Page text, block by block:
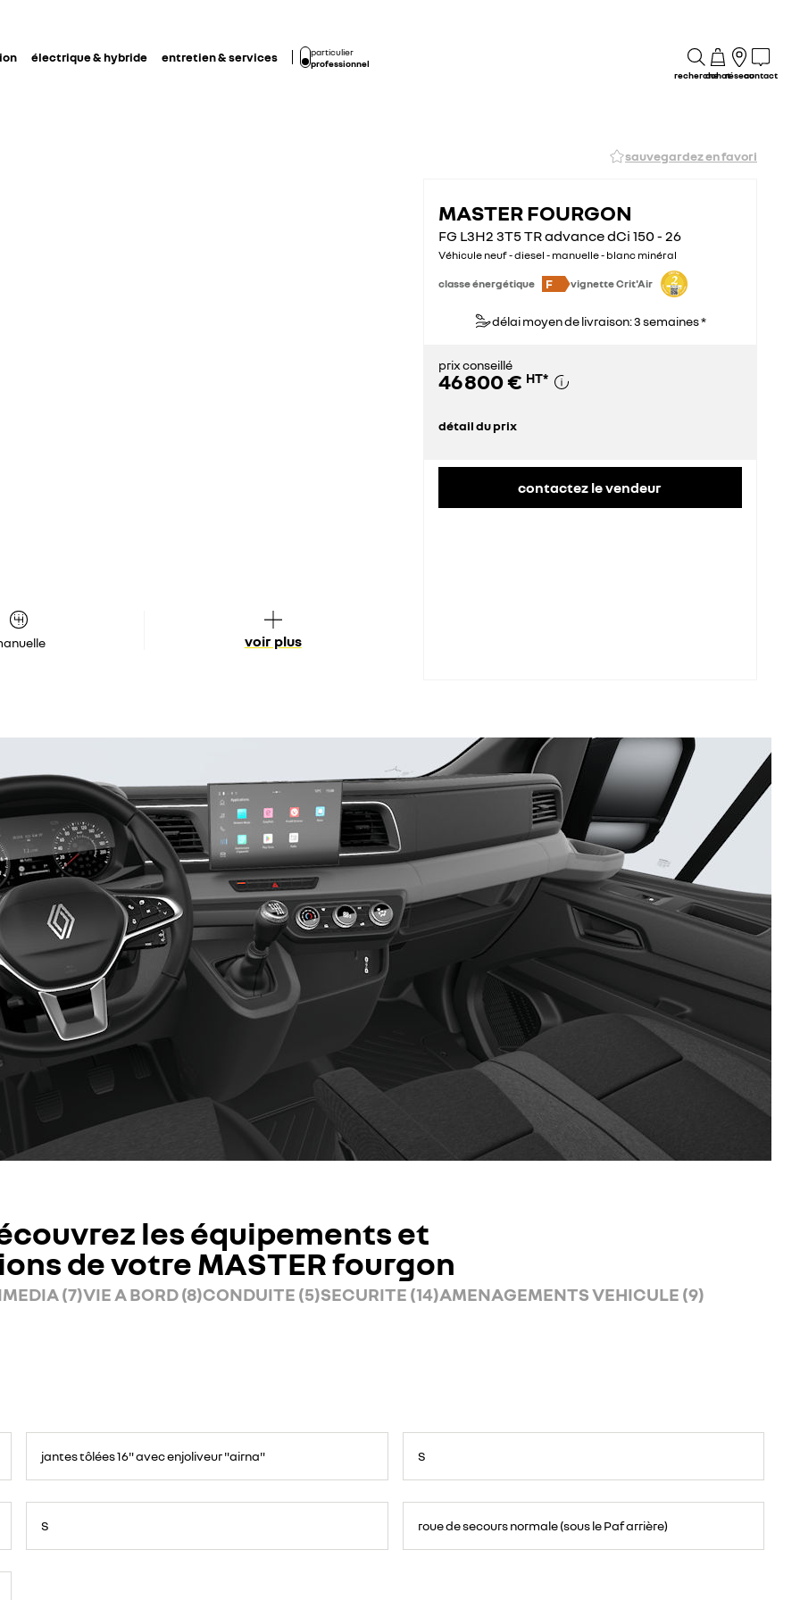
électrique & hybride entretien & services
particulier
professionnel
rechercheachatréseaucontact
sauvegardez en favori
voir plus
MASTER FOURGON
FG L3H2 3T5 TR advance dCi 150 - 26
Véhicule neuf - diesel - manuelle - blanc minéral
classe énergétique F vignette Crit'Air
délai moyen de livraison: 3 semaines *
prix conseillé
46 800 € HT*
détail du prix
contactez le vendeur
les équipements et
de votre MASTER fourgon
(7)VIE A BORD (8)CONDUITE (5)SECURITE (14)AMENAGEMENTS VEHICULE (9)
jantes tôlées 16" avec enjoliveur "airna" S
S roue de secours normale (sous le Paf arrière)